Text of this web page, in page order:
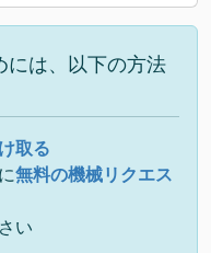
には、以下の方法
取る
無料の機械リクエス
い